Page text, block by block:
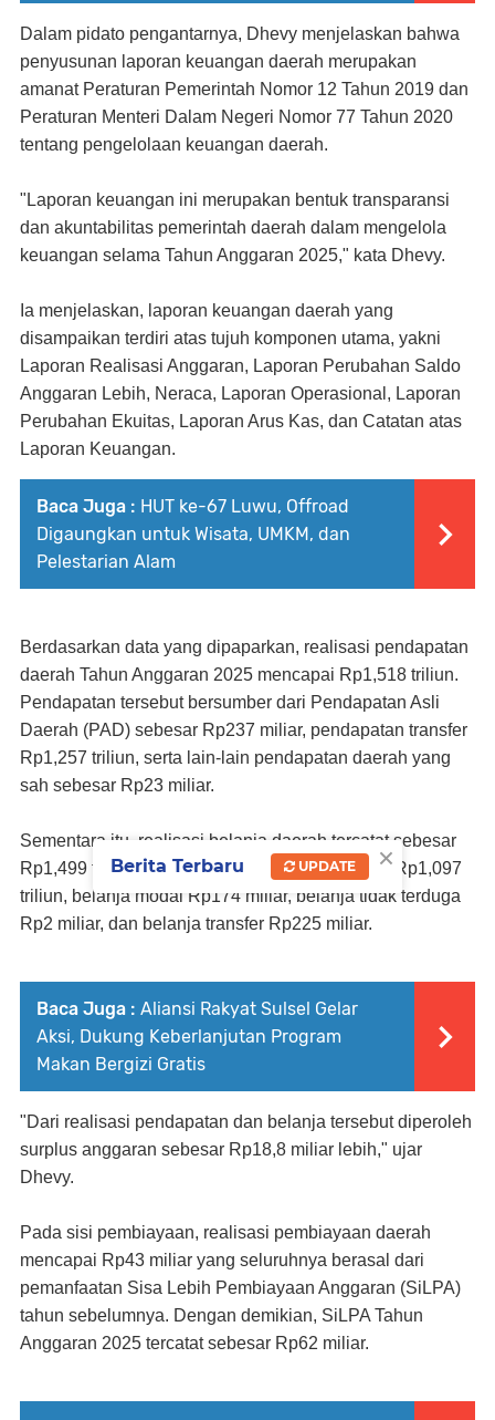
Dalam pidato pengantarnya, Dhevy menjelaskan bahwa
penyusunan laporan keuangan daerah merupakan
amanat Peraturan Pemerintah Nomor 12 Tahun 2019 dan
Peraturan Menteri Dalam Negeri Nomor 77 Tahun 2020
tentang pengelolaan keuangan daerah.
"Laporan keuangan ini merupakan bentuk transparansi
dan akuntabilitas pemerintah daerah dalam mengelola
keuangan selama Tahun Anggaran 2025," kata Dhevy.
Ia menjelaskan, laporan keuangan daerah yang
disampaikan terdiri atas tujuh komponen utama, yakni
Laporan Realisasi Anggaran, Laporan Perubahan Saldo
Anggaran Lebih, Neraca, Laporan Operasional, Laporan
Perubahan Ekuitas, Laporan Arus Kas, dan Catatan atas
Laporan Keuangan.
Baca Juga : HUT ke-67 Luwu, Offroad
Digaungkan untuk Wisata, UMKM, dan
Pelestarian Alam
Berdasarkan data yang dipaparkan, realisasi pendapatan
daerah Tahun Anggaran 2025 mencapai Rp1,518 triliun.
Pendapatan tersebut bersumber dari Pendapatan Asli
Daerah (PAD) sebesar Rp237 miliar, pendapatan transfer
Rp1,257 triliun, serta lain-lain pendapatan daerah yang
sah sebesar Rp23 miliar.
Sementara itu, realisasi belanja daerah tercatat sebesar
Rp1,499 triliun yang terdiri atas belanja operasi Rp1,097
triliun, belanja modal Rp174 miliar, belanja tidak terduga
Rp2 miliar, dan belanja transfer Rp225 miliar.
Baca Juga : Aliansi Rakyat Sulsel Gelar
Aksi, Dukung Keberlanjutan Program
Makan Bergizi Gratis
"Dari realisasi pendapatan dan belanja tersebut diperoleh
surplus anggaran sebesar Rp18,8 miliar lebih," ujar
Dhevy.
Pada sisi pembiayaan, realisasi pembiayaan daerah
mencapai Rp43 miliar yang seluruhnya berasal dari
pemanfaatan Sisa Lebih Pembiayaan Anggaran (SiLPA)
tahun sebelumnya. Dengan demikian, SiLPA Tahun
Anggaran 2025 tercatat sebesar Rp62 miliar.
×
Berita Terbaru UPDATE